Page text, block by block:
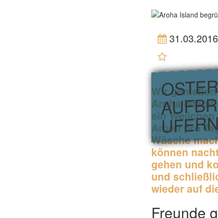
31.03.2016
Wir
Aroha
ein
Arbeit pro
Wäsche
können
gehen und
und
wieder auf
Freunde